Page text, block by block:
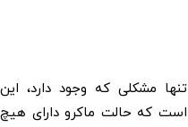
تنها مشکلی که وجود دارد، این
است که حالت ماکرو دارای هیچ